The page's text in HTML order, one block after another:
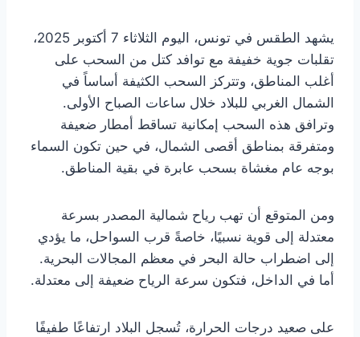
يشهد الطقس في تونس، اليوم الثلاثاء 7 أكتوبر 2025،
تقلبات جوية خفيفة مع توافد كتل من السحب على
أغلب المناطق، وتتركز السحب الكثيفة أساساً في
الشمال الغربي للبلاد خلال ساعات الصباح الأولى.
وترافق هذه السحب إمكانية تساقط أمطار ضعيفة
ومتفرقة بمناطق أقصى الشمال، في حين تكون السماء
بوجه عام مغشاة بسحب عابرة في بقية المناطق.
ومن المتوقع أن تهب رياح شمالية المصدر بسرعة
معتدلة إلى قوية نسبيًا، خاصةً قرب السواحل، ما يؤدي
إلى اضطراب حالة البحر في معظم المجالات البحرية.
أما في الداخل، فتكون سرعة الرياح ضعيفة إلى معتدلة.
على صعيد درجات الحرارة، تُسجل البلاد ارتفاعًا طفيفًا